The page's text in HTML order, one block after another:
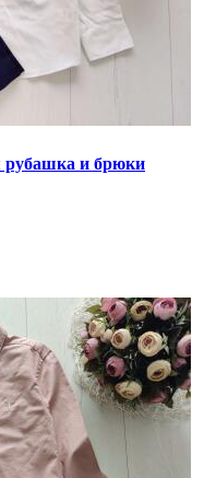
рубашка и брюки